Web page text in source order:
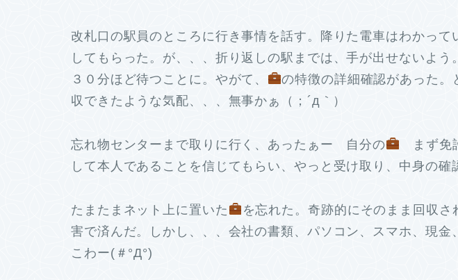
改札口の駅員のところに行き事情を話す。降りた電車はわかって
してもらった。が、、、折り返しの駅までは、手が出せないよう
３０分ほど待つことに。やがて、
の特徴の詳細確認があった。
収できたような気配、、、無事かぁ（；´д｀）ゞ
忘れ物センターまで取りに行く、あったぁー 自分の
まず免
して本人であることを信じてもらい、やっと受け取り、中身の
たまたまネット上に置いた
を忘れた。奇跡的にそのまま回収さ
害で済んだ。しかし、、、会社の書類、パソコン、スマホ、現金
こわー(＃°Д°)